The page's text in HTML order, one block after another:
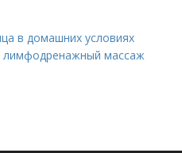
в домашних условиях
лимфодренажный массаж